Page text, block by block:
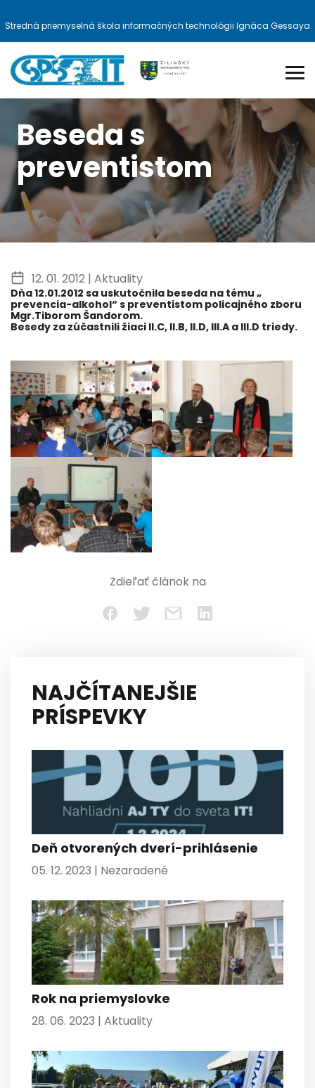
Stredná priemyselná škola informačných technológii Ignáca Gessaya
Beseda s
preventistom
12. 01. 2012 | Aktuality
Dňa 12.01.2012 sa uskutočnila beseda na tému „
prevencia-alkohol“ s preventistom policajného zboru
Mgr.Tiborom Šandorom.
Besedy za zúčastnili žiaci II.C, II.B, II.D, III.A a III.D triedy.
Zdieľať článok na
NAJČÍTANEJŠIE
PRÍSPEVKY
Deň otvorených dverí-prihlásenie
05. 12. 2023 | Nezaradené
Rok na priemyslovke
28. 06. 2023 | Aktuality